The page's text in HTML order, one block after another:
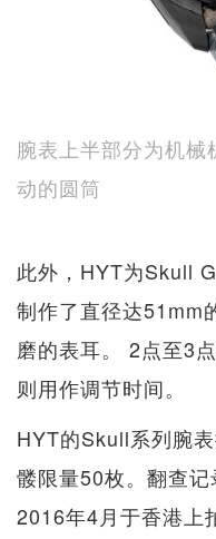
腕表上半部分为机
动的圆筒
此外，HYT为Skull
制作了直径达51mm
磨的表耳。 2点至3
则用作调节时间。
HYT的Skull系列腕
髅限量50枚。翻查
2016年4月于香港上